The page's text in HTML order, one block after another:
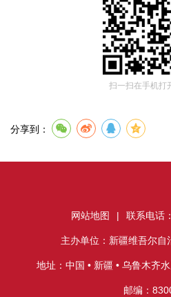
扫一扫在手机打
分享到：
网站地图 | 联系电话
主办单位：新疆维吾尔自
地址：中国 • 新疆 • 乌鲁木齐
邮编：